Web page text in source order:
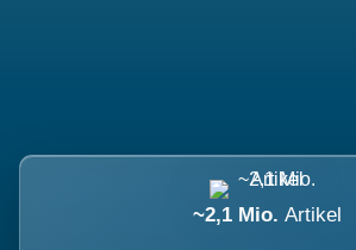
~2,1 Mio. Artikel